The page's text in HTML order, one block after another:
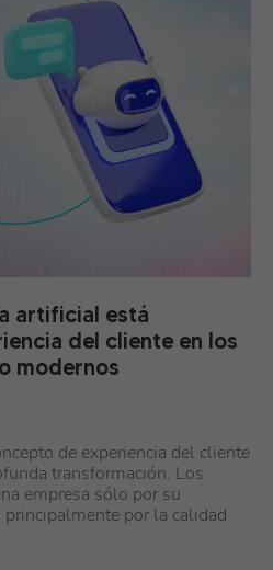
artificial está
del cliente en los
modernos
de experiencia del cliente
transformación. Los
empresa sólo por su
por la calidad